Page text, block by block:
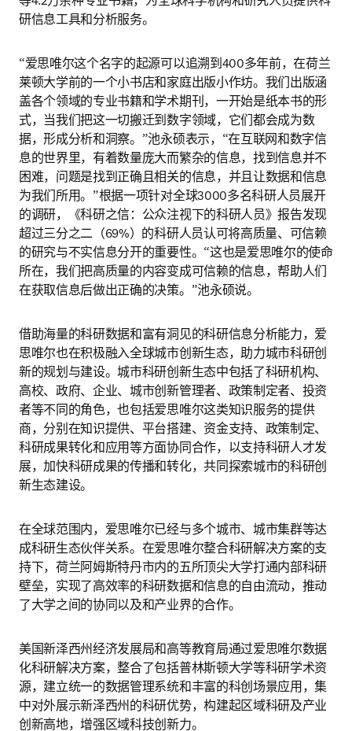
研信息工具和分析服务。
“爱思唯尔这个名字的起源可以追溯到400多年前，在荷兰
莱顿大学前的一个小书店和家庭出版小作坊。我们出版涵
盖各个领域的专业书籍和学术期刊，一开始是纸本书的形
式，当我们把这一切搬迁到数字领域，它们都会成为数
据，形成分析和洞察。”池永硕表示，“在互联网和数字信
息的世界里，有着数量庞大而繁杂的信息，找到信息并不
困难，问题是找到正确且相关的信息，并且让数据和信息
为我们所用。”根据一项针对全球3000多名科研人员展开
的调研，《科研之信：公众注视下的科研人员》报告发现
超过三分之二（69%）的科研人员认可将高质量、可信赖
的研究与不实信息分开的重要性。“这也是爱思唯尔的使命
所在，我们把高质量的内容变成可信赖的信息，帮助人们
在获取信息后做出正确的决策。”池永硕说。
借助海量的科研数据和富有洞见的科研信息分析能力，爱
思唯尔也在积极融入全球城市创新生态，助力城市科研创
新的规划与建设。城市科研创新生态中包括了科研机构、
高校、政府、企业、城市创新管理者、政策制定者、投资
者等不同的角色，也包括爱思唯尔这类知识服务的提供
商，分别在知识提供、平台搭建、资金支持、政策制定、
科研成果转化和应用等方面协同合作，以支持科研人才发
展，加快科研成果的传播和转化，共同探索城市的科研创
新生态建设。
在全球范围内，爱思唯尔已经与多个城市、城市集群等达
成科研生态伙伴关系。在爱思唯尔整合科研解决方案的支
持下，荷兰阿姆斯特丹市内的五所顶尖大学打通内部科研
壁垒，实现了高效率的科研数据和信息的自由流动，推动
了大学之间的协同以及和产业界的合作。
美国新泽西州经济发展局和高等教育局通过爱思唯尔数据
化科研解决方案，整合了包括普林斯顿大学等科研学术资
源，建立统一的数据管理系统和丰富的科创场景应用，集
中对外展示新泽西州的科研优势，构建起区域科研及产业
创新高地，增强区域科技创新力。